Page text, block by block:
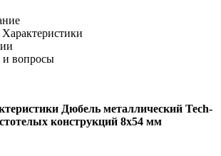
Характеристики
вопросы
Дюбель металлический Tech-
конструкций 8х54 мм